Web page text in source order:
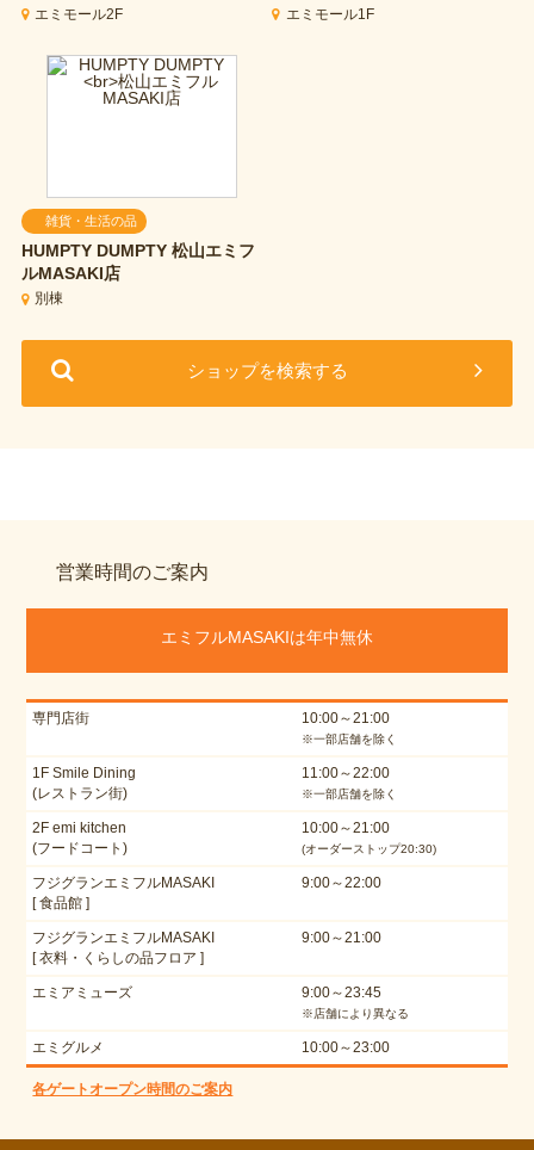
エミモール2F エミモール1F
雑貨・生活の品
HUMPTY DUMPTY 松山エミフ
ルMASAKI店
別棟
ショップを検索する
営業時間のご案内
エミフルMASAKIは年中無休
専門店街 10:00～21:00
※一部店舗を除く
1F Smile Dining
(レストラン街)
11:00～22:00
※一部店舗を除く
2F emi kitchen
(フードコート)
10:00～21:00
(オーダーストップ20:30)
フジグランエミフルMASAKI
[ 食品館 ]
9:00～22:00
フジグランエミフルMASAKI
[ 衣料・くらしの品フロア ]
9:00～21:00
エミアミューズ 9:00～23:45
※店舗により異なる
エミグルメ 10:00～23:00
各ゲートオープン時間のご案内